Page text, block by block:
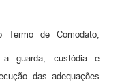
de Comodato,
a guarda, custódia e
das adequações